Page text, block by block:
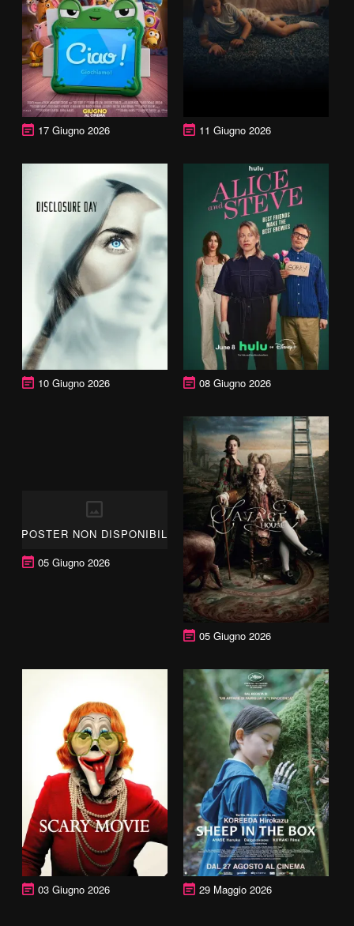
17 Giugno 2026 11 Giugno 2026
10 Giugno 2026 08 Giugno 2026
POSTER NON DISPONIBILE
05 Giugno 2026
05 Giugno 2026
03 Giugno 2026 29 Maggio 2026